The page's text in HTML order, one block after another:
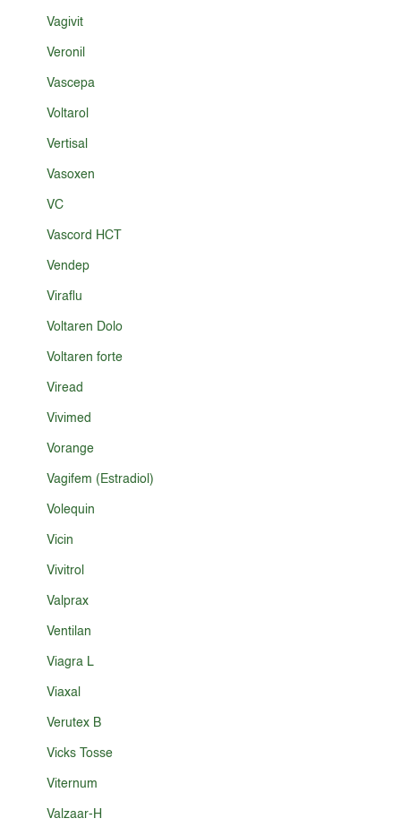
Vagivit
Veronil
Vascepa
Voltarol
Vertisal
Vasoxen
VC
Vascord HCT
Vendep
Viraflu
Voltaren Dolo
Voltaren forte
Viread
Vivimed
Vorange
Vagifem (Estradiol)
Volequin
Vicin
Vivitrol
Valprax
Ventilan
Viagra L
Viaxal
Verutex B
Vicks Tosse
Viternum
Valzaar-H